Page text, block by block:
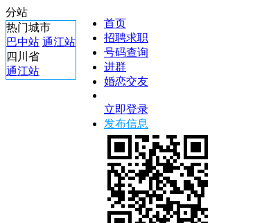
分站
热门城市
巴中站 通江站
四川省
通江站
首页
招聘求职
号码查询
进群
婚恋交友
立即登录
发布信息